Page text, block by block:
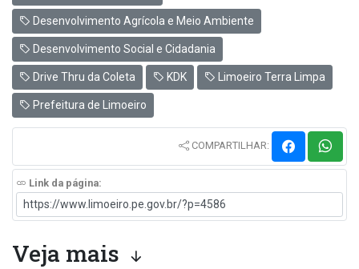
Desenvolvimento Agrícola e Meio Ambiente
Desenvolvimento Social e Cidadania
Drive Thru da Coleta KDK Limoeiro Terra Limpa
Prefeitura de Limoeiro
COMPARTILHAR:
Link da página:
Veja mais